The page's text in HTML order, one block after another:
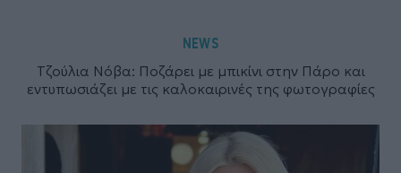
NEWS
Τζούλια Νόβα: Ποζάρει με μπικίνι στην Πάρο και
εντυπωσιάζει με τις καλοκαιρινές της φωτογραφίες